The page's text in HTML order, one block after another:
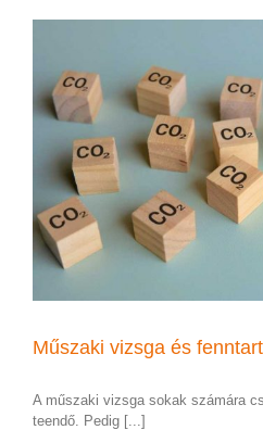
Műszaki vizsga és
A műszaki vizsga sokak számára
teendő. Pedig [...]